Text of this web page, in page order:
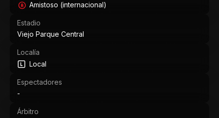
Amistoso (internacional)
Estadio
Viejo Parque Central
Localía
Local
Espectadores
-
Árbitro